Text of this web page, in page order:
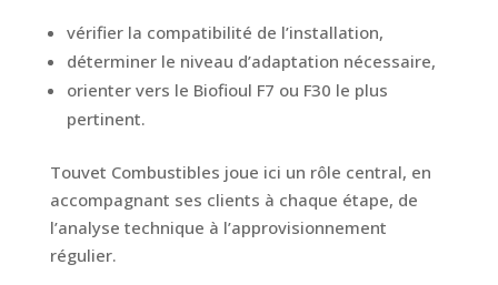
vérifier la compatibilité de l’installation,
déterminer le niveau d’adaptation nécessaire,
orienter vers le Biofioul F7 ou F30 le plus
pertinent.
Touvet Combustibles joue ici un rôle central, en
accompagnant ses clients à chaque étape, de
l’analyse technique à l’approvisionnement
régulier.